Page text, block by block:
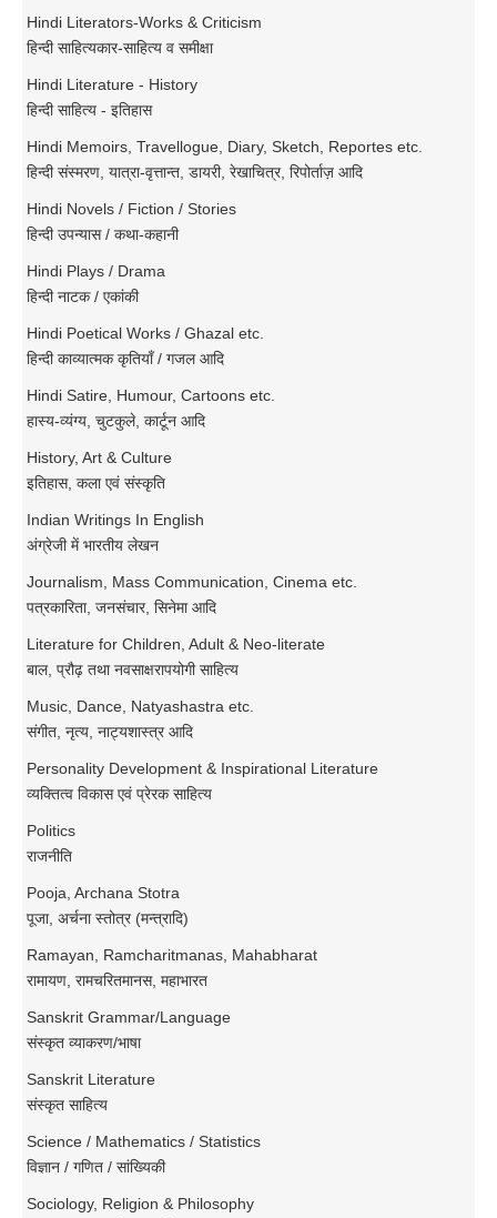
Hindi Literators-Works & Criticism
हिन्दी साहित्यकार-साहित्य व समीक्षा
Hindi Literature - History
हिन्दी साहित्य - इतिहास
Hindi Memoirs, Travellogue, Diary, Sketch, Reportes etc.
हिन्दी संस्मरण, यात्रा-वृत्तान्त, डायरी, रेखाचित्र, रिपोर्ताज़ आदि
Hindi Novels / Fiction / Stories
हिन्दी उपन्यास / कथा-कहानी
Hindi Plays / Drama
हिन्दी नाटक / एकांकी
Hindi Poetical Works / Ghazal etc.
हिन्दी काव्यात्मक कृतियाँ / गजल आदि
Hindi Satire, Humour, Cartoons etc.
हास्य-व्यंग्य, चुटकुले, कार्टून आदि
History, Art & Culture
इतिहास, कला एवं संस्कृति
Indian Writings In English
अंग्रेजी में भारतीय लेखन
Journalism, Mass Communication, Cinema etc.
पत्रकारिता, जनसंचार, सिनेमा आदि
Literature for Children, Adult & Neo-literate
बाल, प्रौढ़ तथा नवसाक्षरापयोगी साहित्य
Music, Dance, Natyashastra etc.
संगीत, नृत्य, नाट्यशास्त्र आदि
Personality Development & Inspirational Literature
व्यक्तित्व विकास एवं प्रेरक साहित्य
Politics
राजनीति
Pooja, Archana Stotra
पूजा, अर्चना स्तोत्र (मन्त्रादि)
Ramayan, Ramcharitmanas, Mahabharat
रामायण, रामचरितमानस, महाभारत
Sanskrit Grammar/Language
संस्कृत व्याकरण/भाषा
Sanskrit Literature
संस्कृत साहित्य
Science / Mathematics / Statistics
विज्ञान / गणित / सांख्यिकी
Sociology, Religion & Philosophy